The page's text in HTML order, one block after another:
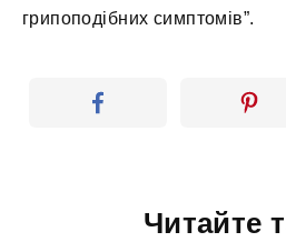
грипоподібних симптомів”.
Читайте